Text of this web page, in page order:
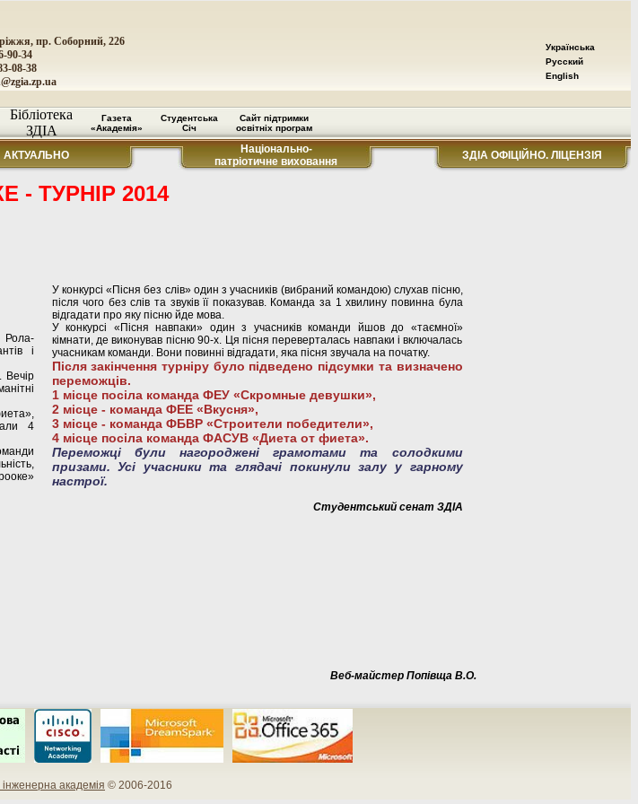
пр. Соборний, 226
90-34
08-38
Українська
Русский
English
Бібліотека
ЗДІА
Газета
«Академія»
Студентська
Січ
Сайт підтримки
освітніх програм
АКТУАЛЬНО
Національно-
патріотичне виховання
ЗДІА ОФІЦІЙНО. ЛІЦЕНЗІЯ
- ТУРНІР 2014
Рола-
і
Вечір
4
У конкурсі «Пісня без слів» один з учасників (вибраний командою) слухав пісню,
після чого без слів та звуків її показував. Команда за 1 хвилину повинна була
відгадати про яку пісню йде мова.
У конкурсі «Пісня навпаки» один з учасників команди йшов до «таємної»
кімнати, де виконував пісню 90-х. Ця пісня переверталась навпаки і включалась
учасникам команди. Вони повинні відгадати, яка пісня звучала на початку.
Після закінчення турніру було підведено підсумки та визначено
переможців.
1 місце посіла команда ФЕУ «Скромные девушки»,
2 місце - команда ФЕЕ «Вкусня»,
3 місце - команда ФБВР «Строители победители»,
4 місце посіла команда ФАСУВ «Диета от фиета».
Переможці були нагороджені грамотами та солодкими
призами. Усі учасники та глядачі покинули залу у гарному
настрої.
Студентський сенат ЗДІА
Веб-майстер Попівща В.О.
академія © 2006-2016